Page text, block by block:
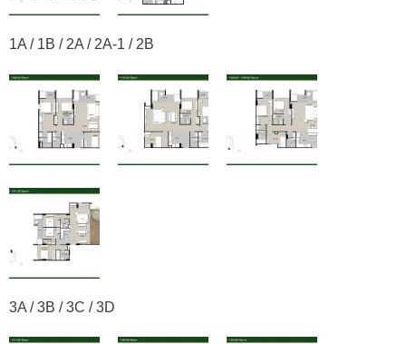
1A / 1B / 2A / 2A-1 / 2B
3A / 3B / 3C / 3D